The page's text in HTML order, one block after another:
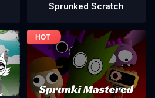
Sprunked Scratch